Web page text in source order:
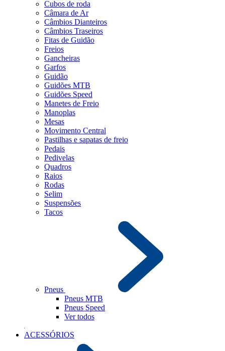
Cubos de roda
Câmara de Ar
Câmbios Dianteiros
Câmbios Traseiros
Fitas de Guidão
Freios
Gancheiras
Garfos
Guidão
Guidões MTB
Guidões Speed
Manetes de Freio
Manoplas
Mesas
Movimento Central
Pastilhas e sapatas de freio
Pedais
Pedivelas
Quadros
Raios
Rodas
Selim
Suspensões
Tacos
Pneus
Pneus MTB
Pneus Speed
Ver todos
ACESSÓRIOS